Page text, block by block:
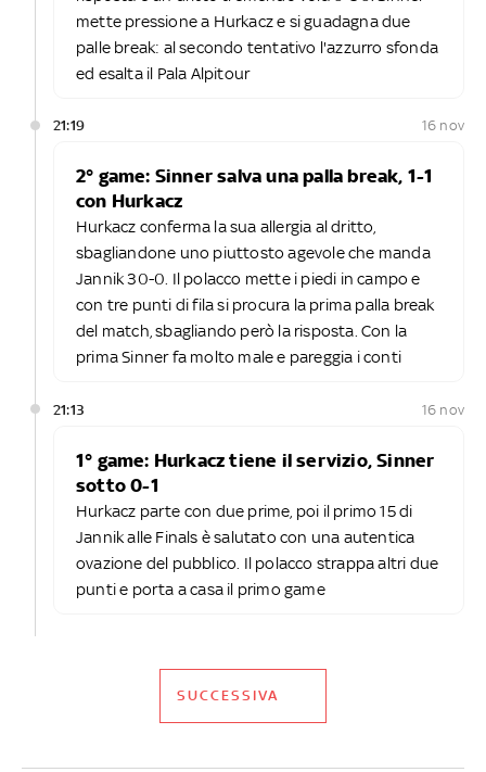
mette pressione a Hurkacz e si guadagna due
palle break: al secondo tentativo l'azzurro sfonda
ed esalta il Pala Alpitour
21:19 16 nov
2° game: Sinner salva una palla break, 1-1
con Hurkacz
Hurkacz conferma la sua allergia al dritto,
sbagliandone uno piuttosto agevole che manda
Jannik 30-0. Il polacco mette i piedi in campo e
con tre punti di fila si procura la prima palla break
del match, sbagliando però la risposta. Con la
prima Sinner fa molto male e pareggia i conti
21:13 16 nov
1° game: Hurkacz tiene il servizio, Sinner
sotto 0-1
Hurkacz parte con due prime, poi il primo 15 di
Jannik alle Finals è salutato con una autentica
ovazione del pubblico. Il polacco strappa altri due
punti e porta a casa il primo game
SUCCESSIVA